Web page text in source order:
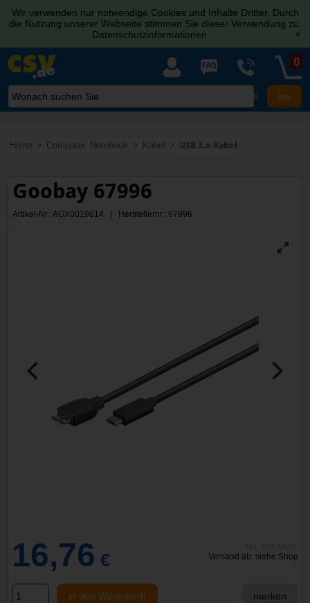
Wir verwenden nur notwendige Cookies und Inhalte Dritter. Durch
die Nutzung unserer Webseite stimmen Sie dieser Verwendung zu.
Datenschutzinformationen
[x]
X
0
Home Computer, Notebook Kabel USB 3.x-Kabel
Goobay 67996
Artikel-Nr.: AGX0019614 | Herstellernr.: 67996
16,76 € Versand ab: siehe Shop
in den Warenkorb merken